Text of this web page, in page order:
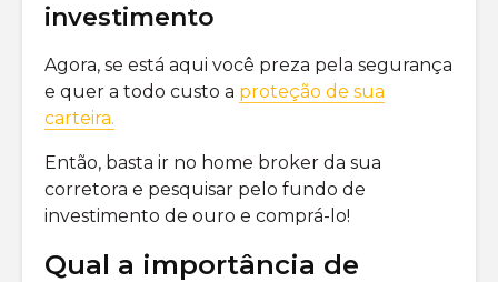
investimento
Agora, se está aqui você preza pela segurança
e quer a todo custo a proteção de sua
carteira.
Então, basta ir no home broker da sua
corretora e pesquisar pelo fundo de
investimento de ouro e comprá-lo!
Qual a importância de